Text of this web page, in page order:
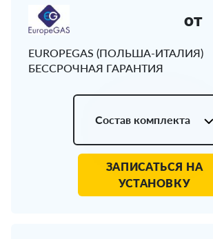
EUROPEGAS (ПОЛЬША-ИТАЛИЯ)
БЕССРОЧНАЯ ГАРАНТИЯ
от
Состав комплекта
ЗАПИСАТЬСЯ НА
УСТАНОВКУ